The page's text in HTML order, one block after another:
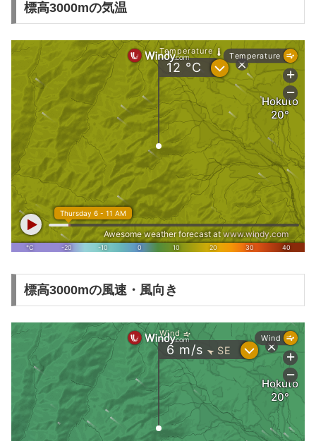
標高3000mの気温
標高3000mの風速・風向き